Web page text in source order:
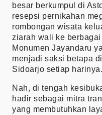
besar berkumpul di
resepsi pernikahan
rombongan wisata
ziarah wali ke
Monumen Jayandaru
menjadi saksi betapa
Sidoarjo setiap harinya.
Nah, di tengah
hadir sebagai mitra
yang membutuhkan